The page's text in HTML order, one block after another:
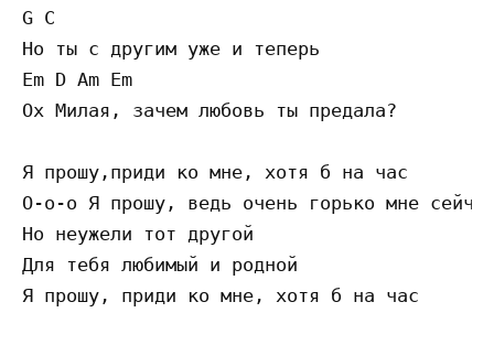
G C
Но ты с другим уже и теперь
Em D Am Em
Ох Милая, зачем любовь ты предала?
Я прошу,приди ко мне, хотя б на час
О-о-о Я прошу, ведь очень горько мне
Но неужели тот другой
Для тебя любимый и родной
Я прошу, приди ко мне, хотя б на час